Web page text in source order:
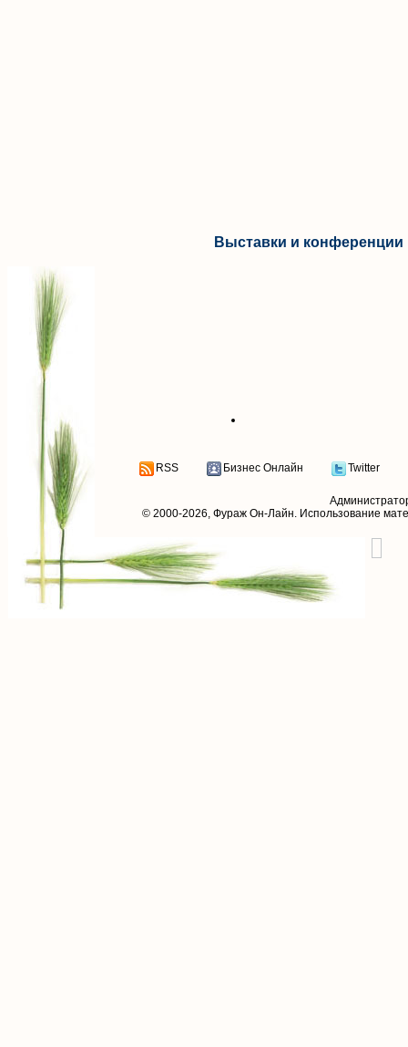
Выставки и конференции
RSS Бизнес Онлайн Twitter
© 2000-2026, Фураж Он-Лайн. Использование